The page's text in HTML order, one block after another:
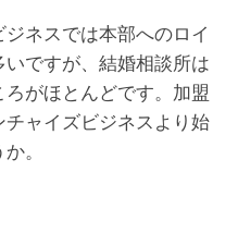
ネスでは本部へのロイ
ですが、結婚相談所は
がほとんどです。加盟
ャイズビジネスより始
。